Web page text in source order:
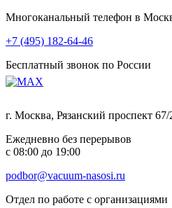
Многоканальный телефон в
+7 (495) 182-64-46
Бесплатный звонок по России
г. Москва, Рязанский проспект 67/
Ежедневно без перерывов
с 08:00 до 19:00
podbor@vacuum-nasosi.ru
Отдел по работе с организациями